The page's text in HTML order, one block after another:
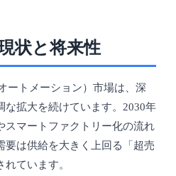
状と将来性
ートメーション）市場は、深
な拡大を続けています。2030年
スマートファクトリー化の流れ
要は供給を大きく上回る「超売
ています。